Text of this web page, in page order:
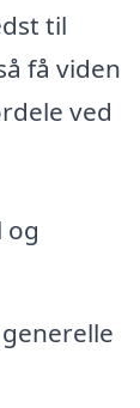
til
få viden
ved
og